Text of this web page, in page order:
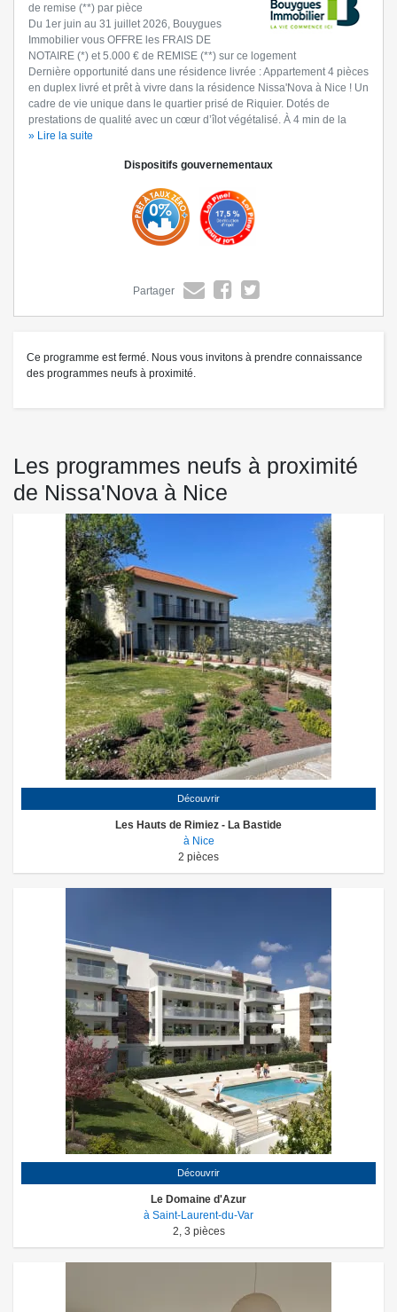
de remise (**) par pièce
Du 1er juin au 31 juillet 2026, Bouygues
Immobilier vous OFFRE les FRAIS DE
NOTAIRE (*) et 5.000 € de REMISE (**) sur ce logement
Dernière opportunité dans une résidence livrée : Appartement 4 pièces
en duplex livré et prêt à vivre dans la résidence Nissa'Nova à Nice ! Un
cadre de vie unique dans le quartier prisé de Riquier. Dotés de
prestations de qualité avec un cœur d’îlot végétalisé. À 4 min de la
gare et proche commerces, restaurants et plages. Vivez l’azur, au cœur
(*) et (**) Offres sous conditions, détails de l’offre sur simple demande
pour découvrir notre résidence et rencontrez nos
» Lire la suite
Dispositifs gouvernementaux
Partager
Ce programme est fermé. Nous vous invitons à prendre connaissance
des programmes neufs à proximité.
Les programmes neufs à proximité
de Nissa'Nova à Nice
Découvrir
Les Hauts de Rimiez - La Bastide
à Nice
2 pièces
Découvrir
Le Domaine d'Azur
à Saint-Laurent-du-Var
2 3 pièces